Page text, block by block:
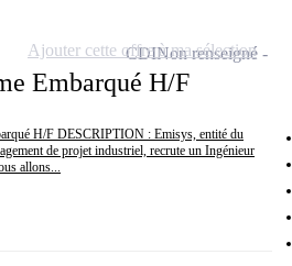
Embarqué H/F
H/F DESCRIPTION : Emisys, entité du
de projet industriel, recrute un Ingénieur
allons...
CDINon renseigné
Ajouter cette offre à ma sélection